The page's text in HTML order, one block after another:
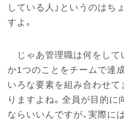
している人」というのはち
すよ。
じゃあ管理職は何をして
か1つのことをチームで達
いろな要素を組み合わせ
りますよね。全員が目的に
ならいいんですが、実際に